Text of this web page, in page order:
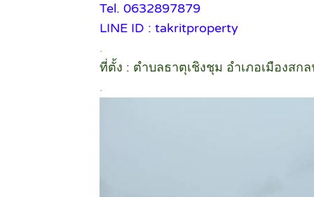
Tel. 0632897879
LINE ID : takritproperty
.
ที่ตั้ง : ตำบลธาตุเชิงชุม อำเภอเมืองส
.